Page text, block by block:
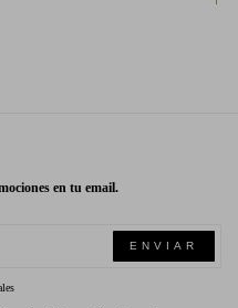
en tu email.
ENVIAR